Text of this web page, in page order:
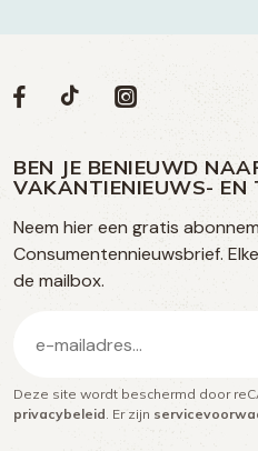
Volg
op
social
media
Social
Volg
op
Facebook
Volg
op
TikTok
Volg
op
Instagram
BEN JE BENIEUWD
VAKANTIENIEUWS- EN
Neem hier een gratis
Consumentennieuwsbrief.
de mailbox.
mailadres
(Vereist)
Deze site wordt beschermd door
privacybeleid . Er zijn